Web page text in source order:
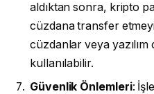
aldıktan sonra, kripto
cüzdana transfer
cüzdanlar veya
kullanılabilir.
Güvenlik Önlemleri: